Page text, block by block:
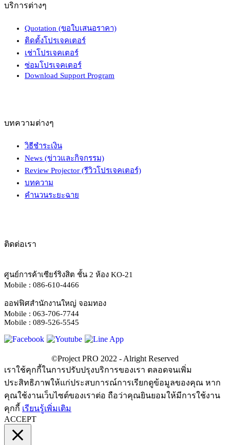
บริการต่างๆ
Quotation (ขอใบเสนอราคา)
ติดตั้งโปรเจคเตอร์
เช่าโปรเจคเตอร์
ซ่อมโปรเจคเตอร์
Download Support Program
บทความต่างๆ
วิธีชำระเงิน
News (ข่าวและกิจกรรม)
Review Projector (รีวิวโปรเจคเตอร์)
บทความ
คำนวนระยะฉาย
ติดต่อเรา
ศูนย์การค้าเซียร์ริงสิต ชั้น 2 ห้อง KO-21
Mobile : 086-610-4466
ออฟฟิศสำนักงานใหญ่ จอมทอง
Mobile : 063-706-7744
Mobile : 089-526-5545
เราใช้คุกกี้ในการปรับปรุงบริการของเรา ตลอดจนเพิ่ม
ประสิทธิภาพให้แก่ประสบการณ์การเรียกดูข้อมูลของคุณ หาก
คุณใช้งานเว็บไซต์ของเราต่อ ถือว่าคุณยินยอมให้มีการใช้งาน
คุกกี้ เรียนรู้เพิ่มเติม
ACCEPT